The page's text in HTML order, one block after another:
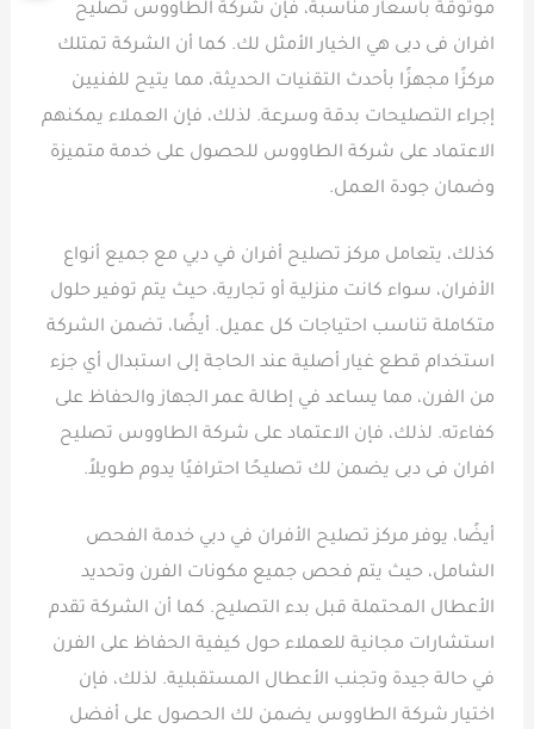
موثوقة بأسعار مناسبة، فإن شركة الطاووس تصليح
افران فى دبى هي الخيار الأمثل لك. كما أن الشركة تمتلك
مركزًا مجهزًا بأحدث التقنيات الحديثة، مما يتيح للفنيين
إجراء التصليحات بدقة وسرعة. لذلك، فإن العملاء يمكنهم
الاعتماد على شركة الطاووس للحصول على خدمة متميزة
وضمان جودة العمل.
كذلك، يتعامل مركز تصليح أفران في دبي مع جميع أنواع
الأفران، سواء كانت منزلية أو تجارية، حيث يتم توفير حلول
متكاملة تناسب احتياجات كل عميل. أيضًا، تضمن الشركة
استخدام قطع غيار أصلية عند الحاجة إلى استبدال أي جزء
من الفرن، مما يساعد في إطالة عمر الجهاز والحفاظ على
كفاءته. لذلك، فإن الاعتماد على شركة الطاووس تصليح
افران فى دبى يضمن لك تصليحًا احترافيًا يدوم طويلاً.
أيضًا، يوفر مركز تصليح الأفران في دبي خدمة الفحص
الشامل، حيث يتم فحص جميع مكونات الفرن وتحديد
الأعطال المحتملة قبل بدء التصليح. كما أن الشركة تقدم
استشارات مجانية للعملاء حول كيفية الحفاظ على الفرن
في حالة جيدة وتجنب الأعطال المستقبلية. لذلك، فإن
اختيار شركة الطاووس يضمن لك الحصول على أفضل